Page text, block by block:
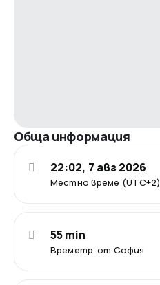
Обща информация
Местно време (UTC+2)
22:02, 7 авг 2026
Времетр. от София
55 min